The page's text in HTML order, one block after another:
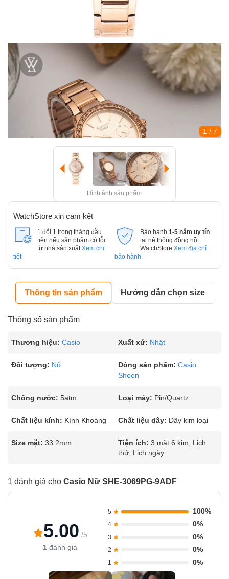
1 / 7
Hình ảnh sản phẩm
WatchStore xin cam kết
1 đổi 1 trong tháng đầu
tiên nếu sản phẩm có lỗi
từ nhà sản xuất. Xem chi
tiết
Bảo hành 1-5 năm uy tín
tại hệ thống đồng hồ
WatchStore Xem địa chỉ
bảo hành
Thông tin sản phẩm Hướng dẫn chọn size
Thông số sản phẩm
Thương hiệu: Casio Xuất xứ: Nhật
Đối tượng: Nữ Dòng sản phẩm: Casio
Sheen
Chống nước: 5atm Loại máy: Pin/Quartz
Chất liệu kính: Kính Khoáng Chất liệu dây: Dây kim loại
Size mặt: 33.2mm Tiện ích: 3 mặt 6 kim, Lịch
thứ, Lịch ngày
1 đánh giá cho Casio Nữ SHE-3069PG-9ADF
5.00 /5
1 đánh giá
5 100%
4 0%
3 0%
2 0%
1 0%